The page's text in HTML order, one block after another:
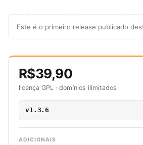
Este é o primeiro release publicado
R$39,90
licença GPL · domínios ilimitados
v1.3.6
ADICIONAIS